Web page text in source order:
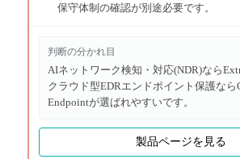
保守体制の確認が別途必要です。
判断の分かれ目
AIネットワーク検知・対応(NDR)なら
クラウド型EDRエンドポイント保護なら
Endpointが選ばれやすいです。
製品ページを見る